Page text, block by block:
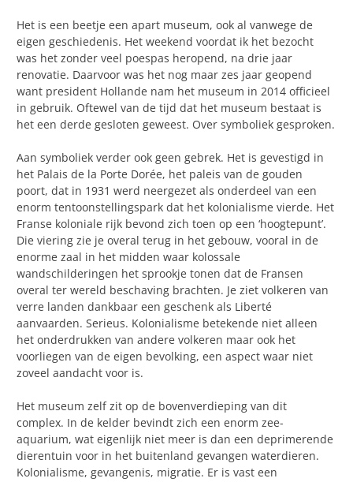
Het is een beetje een apart museum, ook al vanwege de
eigen geschiedenis. Het weekend voordat ik het bezocht
was het zonder veel poespas heropend, na drie jaar
renovatie. Daarvoor was het nog maar zes jaar geopend
want president Hollande nam het museum in 2014 officieel
in gebruik. Oftewel van de tijd dat het museum bestaat is
het een derde gesloten geweest. Over symboliek gesproken.
Aan symboliek verder ook geen gebrek. Het is gevestigd in
het Palais de la Porte Dorée, het paleis van de gouden
poort, dat in 1931 werd neergezet als onderdeel van een
enorm tentoonstellingspark dat het kolonialisme vierde. Het
Franse koloniale rijk bevond zich toen op een ‘hoogtepunt’.
Die viering zie je overal terug in het gebouw, vooral in de
enorme zaal in het midden waar kolossale
wandschilderingen het sprookje tonen dat de Fransen
overal ter wereld beschaving brachten. Je ziet volkeren van
verre landen dankbaar een geschenk als Liberté
aanvaarden. Serieus. Kolonialisme betekende niet alleen
het onderdrukken van andere volkeren maar ook het
voorliegen van de eigen bevolking, een aspect waar niet
zoveel aandacht voor is.
Het museum zelf zit op de bovenverdieping van dit
complex. In de kelder bevindt zich een enorm zee-
aquarium, wat eigenlijk niet meer is dan een deprimerende
dierentuin voor in het buitenland gevangen waterdieren.
Kolonialisme, gevangenis, migratie. Er is vast een